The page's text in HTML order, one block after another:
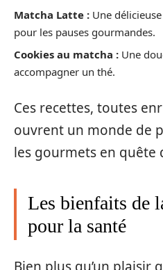
Matcha Latte : Une
pour les pauses gourmandes.
Cookies au matcha : Une
accompagner un thé.
Ces recettes, toutes
ouvrent un monde de
les gourmets en quête
Les bienfaits de
pour la santé